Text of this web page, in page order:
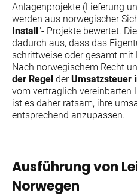
Anlagenprojekte (Lieferung
werden aus norwegischer
Install"- Projekte bewertet.
dadurch aus, dass das
schrittweise oder gesamt mit
Nach norwegischem Recht
der Regel der Umsatzsteuer
vom vertraglich vereinbarten
ist es daher ratsam, ihre
entsprechend anzupassen.
Ausführung von
Norwegen